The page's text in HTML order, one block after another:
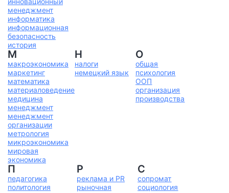
менеджмент
информатика
информационная
безопасность
история
М
макроэкономика
маркетинг
математика
материаловедение
медицина
менеджмент
менеджмент
организации
метрология
микроэкономика
мировая
экономика
Н
налоги
немецкий язык
О
общая
психология
ООП
организация
производства
П
педагогика
политология
Р
реклама и PR
рыночная
С
сопромат
социология